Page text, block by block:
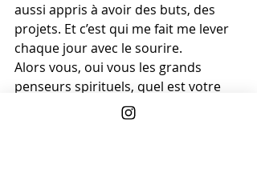
aussi appris à avoir des buts, des
projets. Et c’est qui me fait me lever
chaque jour avec le sourire.
Alors vous, oui vous les grands
penseurs spirituels, quel est votre
but quand vous véhiculez cette
maxime ? Allez-y expliquez-moi ! Je